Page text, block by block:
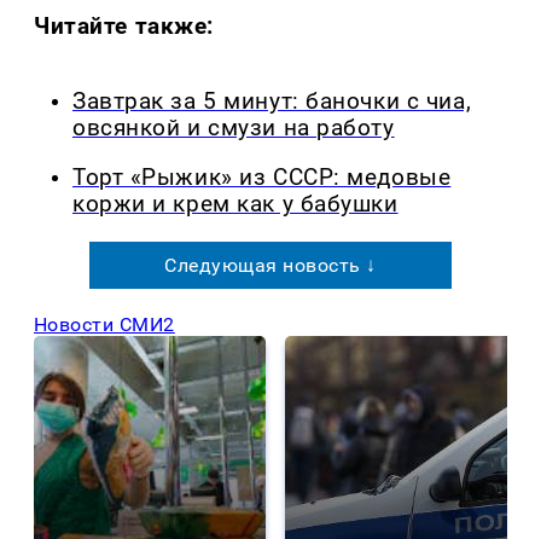
Читайте также:
Завтрак за 5 минут: баночки с чиа,
овсянкой и смузи на работу
Торт «Рыжик» из СССР: медовые
коржи и крем как у бабушки
Следующая новость ↓
Новости СМИ2